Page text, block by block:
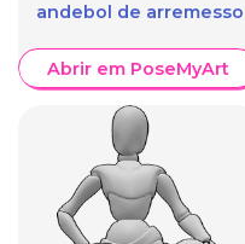
andebol de arremesso
Abrir em PoseMyArt